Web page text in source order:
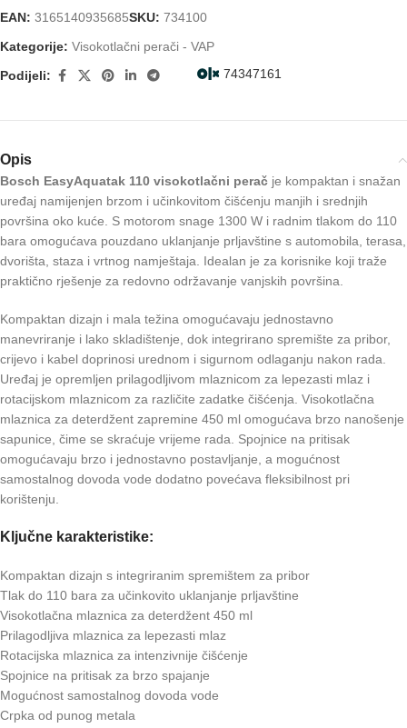
EAN: 3165140935685SKU: 734100
Kategorije: Visokotlačni perači - VAP
74347161
Podijeli:
Opis
Bosch EasyAquatak 110 visokotlačni perač je kompaktan i snažan
uređaj namijenjen brzom i učinkovitom čišćenju manjih i srednjih
površina oko kuće. S motorom snage 1300 W i radnim tlakom do 110
bara omogućava pouzdano uklanjanje prljavštine s automobila, terasa,
dvorišta, staza i vrtnog namještaja. Idealan je za korisnike koji traže
praktično rješenje za redovno održavanje vanjskih površina.
Kompaktan dizajn i mala težina omogućavaju jednostavno
manevriranje i lako skladištenje, dok integrirano spremište za pribor,
crijevo i kabel doprinosi urednom i sigurnom odlaganju nakon rada.
Uređaj je opremljen prilagodljivom mlaznicom za lepezasti mlaz i
rotacijskom mlaznicom za različite zadatke čišćenja. Visokotlačna
mlaznica za deterdžent zapremine 450 ml omogućava brzo nanošenje
sapunice, čime se skraćuje vrijeme rada. Spojnice na pritisak
omogućavaju brzo i jednostavno postavljanje, a mogućnost
samostalnog dovoda vode dodatno povećava fleksibilnost pri
korištenju.
Ključne karakteristike:
Kompaktan dizajn s integriranim spremištem za pribor
Tlak do 110 bara za učinkovito uklanjanje prljavštine
Visokotlačna mlaznica za deterdžent 450 ml
Prilagodljiva mlaznica za lepezasti mlaz
Rotacijska mlaznica za intenzivnije čišćenje
Spojnice na pritisak za brzo spajanje
Mogućnost samostalnog dovoda vode
Crpka od punog metala